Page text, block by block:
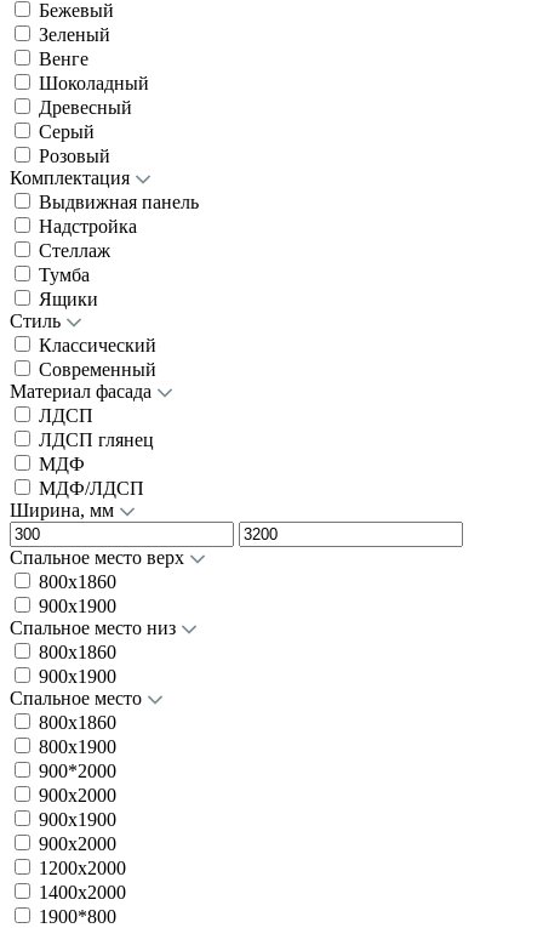
Бежевый
Зеленый
Венге
Шоколадный
Древесный
Серый
Розовый
Комплектация
Выдвижная панель
Надстройка
Стеллаж
Тумба
Ящики
Стиль
Классический
Современный
Материал фасада
ЛДСП
ЛДСП глянец
МДФ
МДФ/ЛДСП
Ширина, мм
Спальное место верх
800х1860
900х1900
Спальное место низ
800х1860
900х1900
Спальное место
800х1860
800х1900
900*2000
900x2000
900х1900
900х2000
1200х2000
1400х2000
1900*800